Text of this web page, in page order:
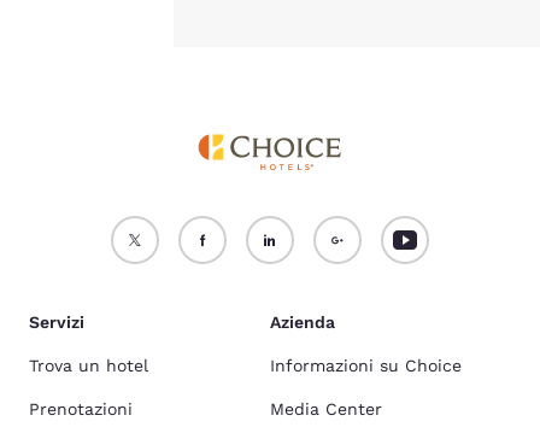
Servizi
Trova un hotel
Prenotazioni
Azienda
Informazioni su Choice
Media Center